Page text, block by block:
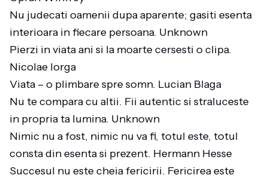
Nu judecati oamenii dupa aparente; gasiti esenta
interioara in fiecare persoana. Unknown
Pierzi in viata ani si la moarte cersesti o clipa.
Nicolae Iorga
Viata – o plimbare spre somn. Lucian Blaga
Nu te compara cu altii. Fii autentic si straluceste
in propria ta lumina. Unknown
Nimic nu a fost, nimic nu va fi, totul este, totul
consta din esenta si prezent. Hermann Hesse
Succesul nu este cheia fericirii. Fericirea este